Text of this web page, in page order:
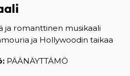
ja romanttinen musikaali
ja Hollywoodin taikaa
PÄÄNÄYTTÄMÖ